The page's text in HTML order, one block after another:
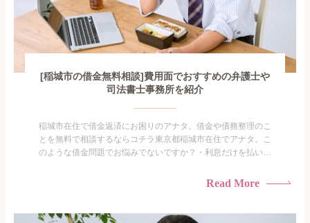
[稲城市の借金無料相談]費用面でおすすめの弁護士や
司法書士事務所を紹介
稲城市在住で借金返済にお困りのアナタ。借金や債務整理のこ
とを無料で相談するならコチラ東京都稲城市在住でアナタ。こ
のような借金問題でお悩みでないですか？・利息だけを払い続
られたくない・借金の催促、取り立てで憂鬱になる。・闇金に
がありま...
Read More